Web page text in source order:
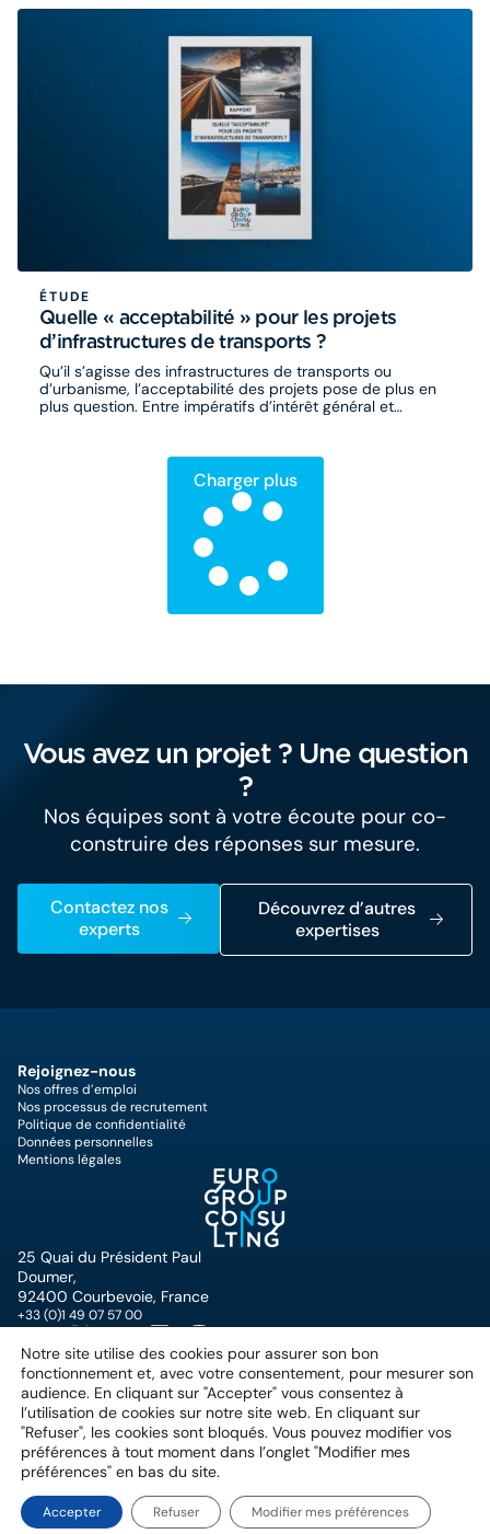
ÉTUDE
Quelle « acceptabilité » pour les projets
d’infrastructures de transports ?
Qu’il s’agisse des infrastructures de transports ou
d’urbanisme, l’acceptabilité des projets pose de plus en
plus question. Entre impératifs d’intérêt général et
Charger plus
Vous avez un projet ? Une question
?
Nos équipes sont à votre écoute pour co-
construire des réponses sur mesure.
Contactez nos
experts
Découvrez d’autres
expertises
25 Quai du Président Paul
Doumer,
92400 Courbevoie, France
+33 (0)1 49 07 57 00
Rejoignez-nous
Nos offres d’emploi
Nos processus de recrutement
Politique de confidentialité
Données personnelles
Mentions légales
Copyright © Eurogroup Consulting 2026 Privacy Policy
Notre site utilise des cookies pour assurer son bon
fonctionnement et, avec votre consentement, pour mesurer son
audience. En cliquant sur "Accepter" vous consentez à
l’utilisation de cookies sur notre site web. En cliquant sur
"Refuser", les cookies sont bloqués. Vous pouvez modifier vos
préférences à tout moment dans l’onglet "Modifier mes
préférences" en bas du site.
Accepter Refuser Modifier mes préférences